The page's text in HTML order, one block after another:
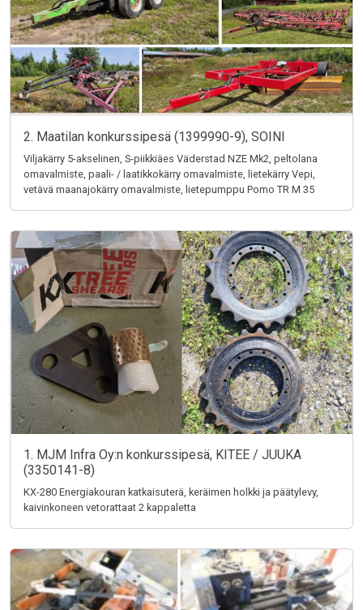
2. Maatilan konkurssipesä (1399990-9), SOINI
Viljakärry 5-akselinen, S-piikkiäes Väderstad NZE Mk2, peltolana
omavalmiste, paali- / laatikkokärry omavalmiste, lietekärry Vepi,
vetävä maanajokärry omavalmiste, lietepumppu Pomo TR M 35
1. MJM Infra Oy:n konkurssipesä, KITEE / JUUKA
(3350141-8)
KX-280 Energiakouran katkaisuterä, keräimen holkki ja päätylevy,
kaivinkoneen vetorattaat 2 kappaletta